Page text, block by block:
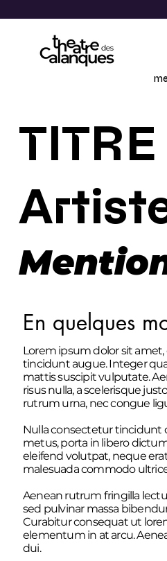
TITRE
En quelques
Lorem ipsum dolor sit
tincidunt augue. Integer
mattis suscipit vulputate.
risus nulla, a scelerisque
rutrum urna, nec congue
Nulla consectetur tincidunt
metus, porta in libero
eleifend volutpat, neque
malesuada commodo
Aenean rutrum fringilla
sed pulvinar massa
Curabitur consequat ut
elementum in at arcu.
dui.